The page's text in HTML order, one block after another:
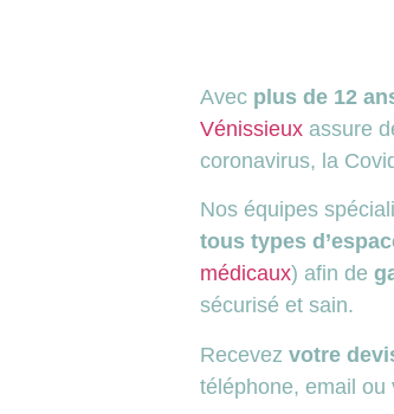
Avec plus de 12
Vénissieux assure
coronavirus, la
Nos équipes
tous types
médicaux) afin de
sécurisé et sain.
Recevez votre
téléphone, email ou